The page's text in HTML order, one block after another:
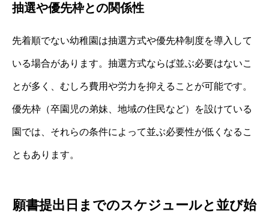
抽選や優先枠との関係性
先着順でない幼稚園は抽選方式や優先枠制度を導入して
いる場合があります。抽選方式ならば並ぶ必要はないこ
とが多く、むしろ費用や労力を抑えることが可能です。
優先枠（卒園児の弟妹、地域の住民など）を設けている
園では、それらの条件によって並ぶ必要性が低くなるこ
ともあります。
願書提出日までのスケジュールと並び始